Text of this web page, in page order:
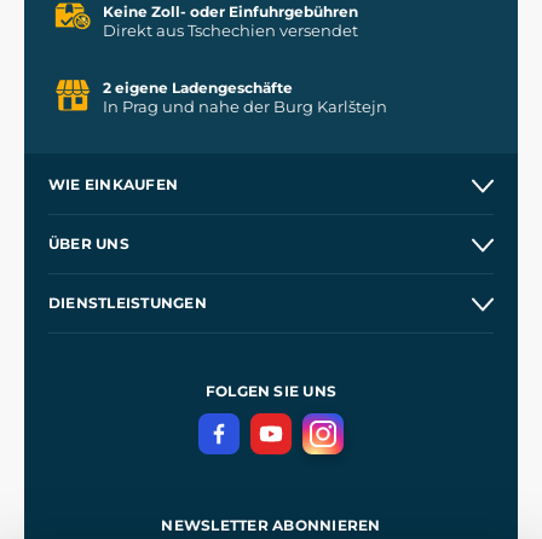
Keine Zoll- oder Einfuhrgebühren
Direkt aus Tschechien versendet
2 eigene Ladengeschäfte
In Prag und nahe der Burg Karlštejn
WIE EINKAUFEN
Großhandel
ÜBER UNS
DIENSTLEISTUNGEN
GeschäftsbedingungenFOLGEN SIE UNS
NEWSLETTER ABONNIEREN